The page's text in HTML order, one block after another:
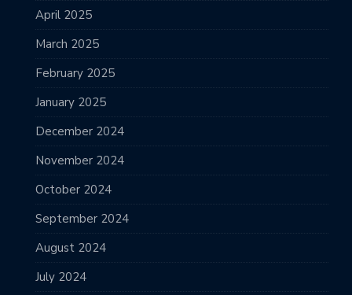
April 2025
March 2025
February 2025
January 2025
December 2024
November 2024
October 2024
September 2024
August 2024
July 2024